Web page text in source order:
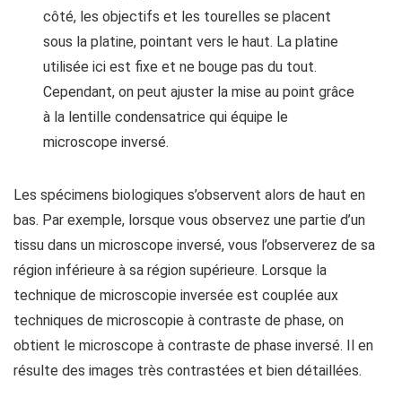
côté, les objectifs et les tourelles se placent
sous la platine, pointant vers le haut. La platine
utilisée ici est fixe et ne bouge pas du tout.
Cependant, on peut ajuster la mise au point grâce
à la lentille condensatrice qui équipe le
microscope inversé.
Les spécimens biologiques s’observent alors de haut en
bas. Par exemple, lorsque vous observez une partie d’un
tissu dans un microscope inversé, vous l’observerez de sa
région inférieure à sa région supérieure. Lorsque la
technique de microscopie inversée est couplée aux
techniques de microscopie à contraste de phase, on
obtient le microscope à contraste de phase inversé. Il en
résulte des images très contrastées et bien détaillées.